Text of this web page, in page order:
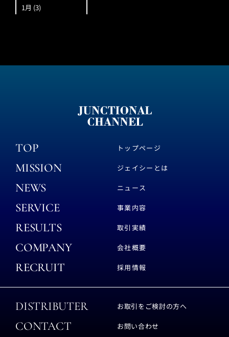
1月 (3)
TOP トップページ
MISSION ジェイシーとは
NEWS ニュース
SERVICE 事業内容
RESULTS 取引実績
COMPANY 会社概要
RECRUIT 採用情報
DISTRIBUTER お取引をご検討の方へ
CONTACT お問い合わせ